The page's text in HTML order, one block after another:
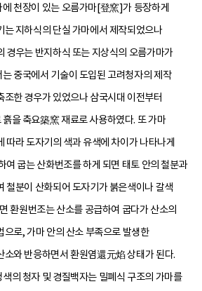
천장이 있는 오름가마[登窯]가 등장하게
는 지하식의 단실 가마에서 제작되었으나
경우는 반지하식 또는 지상식의 오름가마가
중국에서 기술이 도입된 고려청자의 제작
조한 경우가 있었으나 삼국시대 이전부터
을 축요築窯 재료로 사용하였다. 또 가마
따라 도자기의 색과 유색에 차이가 나타나게
여 굽는 산화번조를 하게 되면 태토 안의 철분과
철분이 산화되어 도자기가 붉은색이나 갈색
환원번조는 산소를 공급하여 굽다가 산소의
으로, 가마 안의 산소 부족으로 발생한
소와 반응하면서 환원염還元焰 상태가 된다.
의 청자 및 경질백자는 밀폐식 구조의 가마를